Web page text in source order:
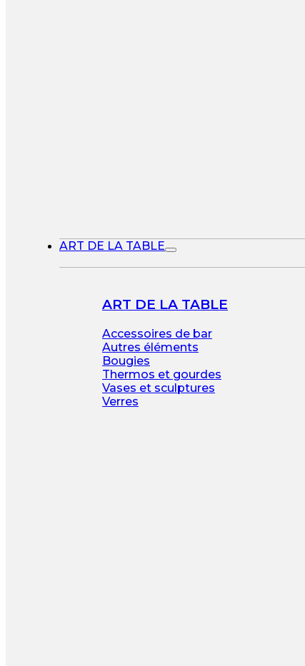
ART DE LA TABLE
ART DE LA TABLE
Accessoires de bar
Autres éléments
Bougies
Thermos et gourdes
Vases et sculptures
Verres